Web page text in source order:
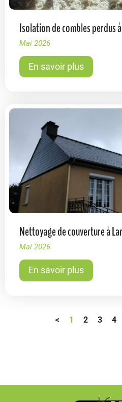
Isolation de combles perdus
Mai 2026
En savoir plus
Nettoyage de couverture à
Mai 2026
En savoir plus
< 1 2 3 4